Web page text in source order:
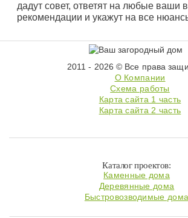
дадут совет, ответят на любые ваши
рекомендации и укажут на все
2011 - 2026 © Все права
О Компании
Схема работы
Карта сайта 1 часть
Карта сайта 2 часть
Каталог проектов:
Каменные дома
Деревянные дома
Быстровозводимые дома